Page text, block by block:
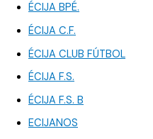
ÉCIJA BPÉ.
ÉCIJA C.F.
ÉCIJA CLUB FÚTBOL
ÉCIJA F.S.
ÉCIJA F.S. B
ECIJANOS